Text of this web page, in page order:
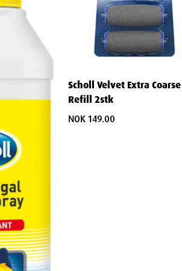
resirkulerbare i sin helhet, kan du følge
produkter
tilbyr innsamlingsprogrammer
og rengjøring
elektroniske fotfiler?
Purple 2In1 elektroniske fotfiler. De
fra andre merker.
Scholl Velvet Extra Coarse
Refill 2stk
NOK 149.00